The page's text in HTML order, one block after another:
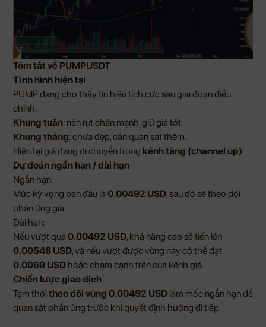
Tóm tắt về PUMPUSDT
Tình hình hiện tại
PUMP đang cho thấy tín hiệu tích cực sau giai đoạn điều
chỉnh.
Khung tuần: nến rút chân mạnh, giữ giá tốt.
Khung tháng: chưa đẹp, cần quan sát thêm.
Hiện tại giá đang di chuyển trong kênh tăng (channel up).
Dự đoán ngắn hạn / dài hạn
Ngắn hạn:
Mức kỳ vọng ban đầu là 0.00492 USD, sau đó sẽ theo dõi
phản ứng giá.
Dài hạn:
Nếu vượt qua 0.00492 USD, khả năng cao sẽ tiến lên
0.00548 USD, và nếu vượt được vùng này có thể đạt
0.0069 USD hoặc chạm cạnh trên của kênh giá.
Chiến lược giao dịch
Tạm thờitheo dõi vùng 0.00492 USD làm mốc ngắn hạn để
quan sát phản ứng trước khi quyết định hướng đi tiếp.